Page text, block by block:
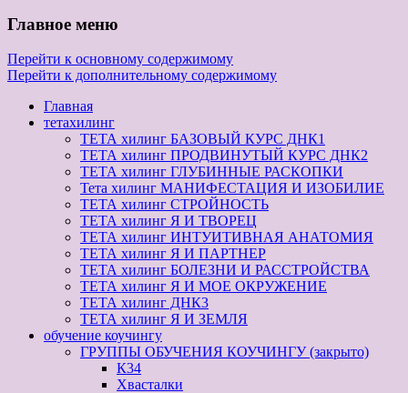
Главное меню
Перейти к основному содержимому
Перейти к дополнительному содержимому
Главная
тетахилинг
ТЕТА хилинг БАЗОВЫЙ КУРС ДНК1
ТЕТА хилинг ПРОДВИНУТЫЙ КУРС ДНК2
ТЕТА хилинг ГЛУБИННЫЕ РАСКОПКИ
Тета хилинг МАНИФЕСТАЦИЯ И ИЗОБИЛИЕ
ТЕТА хилинг СТРОЙНОСТЬ
ТЕТА хилинг Я И ТВОРЕЦ
ТЕТА хилинг ИНТУИТИВНАЯ АНАТОМИЯ
ТЕТА хилинг Я И ПАРТНЕР
ТЕТА хилинг БОЛЕЗНИ И РАССТРОЙСТВА
ТЕТА хилинг Я И МОЕ ОКРУЖЕНИЕ
ТЕТА хилинг ДНК3
ТЕТА хилинг Я И ЗЕМЛЯ
обучение коучингу
ГРУППЫ ОБУЧЕНИЯ КОУЧИНГУ (закрыто)
К34
Хвасталки